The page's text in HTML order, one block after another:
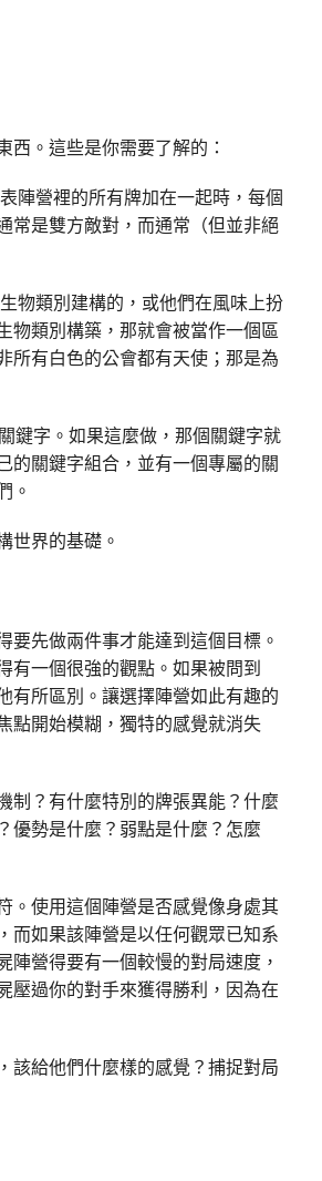
。這些是你需要了解的：
陣營裡的所有牌加在一起時，每個
常是雙方敵對，而通常（但並非絕
物類別建構的，或他們在風味上扮
物類別構築，那就會被當作一個區
所有白色的公會都有天使；那是為
鍵字。如果這麼做，那個關鍵字就
的關鍵字組合，並有一個專屬的關
。
世界的基礎。
先做兩件事才能達到這個目標。
有一個很強的觀點。如果被問到
有所區別。讓選擇陣營如此有趣的
點開始模糊，獨特的感覺就消失
制？有什麼特別的牌張異能？什麼
優勢是什麼？弱點是什麼？怎麼
。使用這個陣營是否感覺像身處其
而如果該陣營是以任何觀眾已知系
陣營得要有一個較慢的對局速度，
壓過你的對手來獲得勝利，因為在
該給他們什麼樣的感覺？捕捉對局